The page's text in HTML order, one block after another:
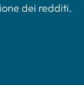
dei redditi.